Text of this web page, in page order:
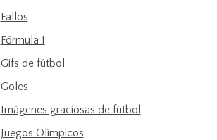
Fallos
Fórmula 1
Gifs de fútbol
Goles
Imágenes graciosas de fútbol
Juegos Olímpicos